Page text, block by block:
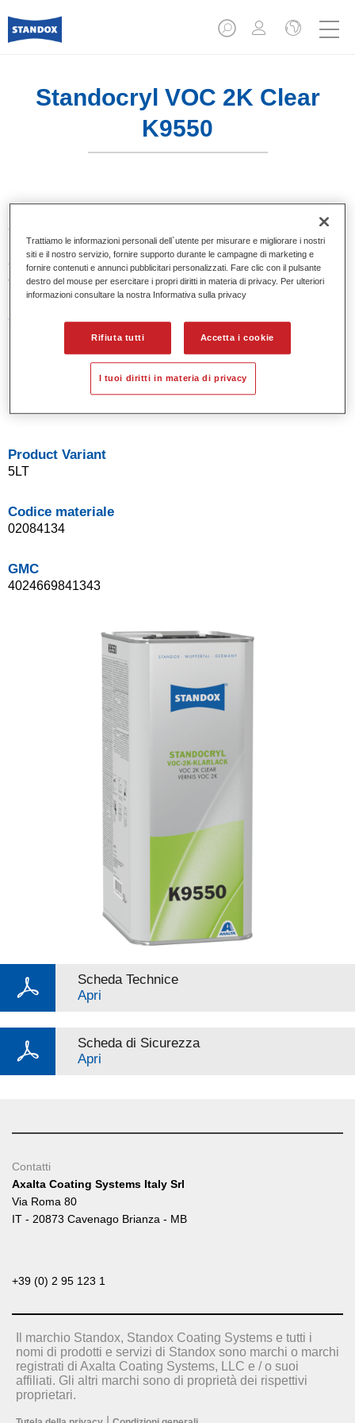
Standocryl VOC 2K Clear
K9550
Standocryl VOC-2K-Klarlack K9550 è un trasparente
affidabile di alta qualità e di ultima generazione. E' adatto
per riparazioni parziali e complete ed offre una finitura
assolutamente brillante. Ha buona distensione e lucidabilità,
è facile da usare e deve essere applicato in due mani.
Caratteristiche del prodotto
Adatto per riparazioni parziali e complete.
Buona lucidabilità.
Product Variant
5LT
Codice materiale
02084134
GMC
4024669841343
Scheda Technice
Apri
Scheda di Sicurezza
Apri
Contatti
Axalta Coating Systems Italy Srl
Via Roma 80
IT - 20873 Cavenago Brianza - MB
+39 (0) 2 95 123 1
Il marchio Standox, Standox Coating Systems e tutti i
nomi di prodotti e servizi di Standox sono marchi o marchi
registrati di Axalta Coating Systems, LLC e / o suoi
affiliati. Gli altri marchi sono di proprietà dei rispettivi
proprietari.
Trattiamo le informazioni personali dell`utente per misurare e migliorare i nostri
siti e il nostro servizio, fornire supporto durante le campagne di marketing e
fornire contenuti e annunci pubblicitari personalizzati. Fare clic con il pulsante
destro del mouse per esercitare i propri diritti in materia di privacy. Per ulteriori
informazioni consultare la nostra Informativa sulla privacy
Rifiuta tutti Accetta i cookie
I tuoi diritti in materia di privacy